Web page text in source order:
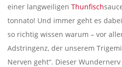
einer langweiligen Thunfisch
tonnato! Und immer geht es
so richtig wissen warum – vor
Adstringenz, der unserem
Nerven geht“. Dieser